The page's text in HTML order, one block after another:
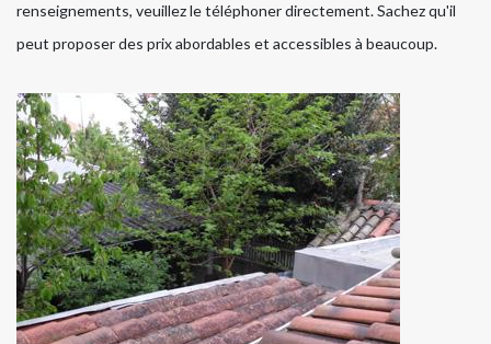
renseignements, veuillez le téléphoner directement. Sachez qu'il
peut proposer des prix abordables et accessibles à beaucoup.